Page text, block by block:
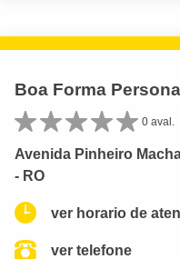
Boa Forma
0 aval.
Avenida Pinheiro
- RO
ver horario de
ver telefone